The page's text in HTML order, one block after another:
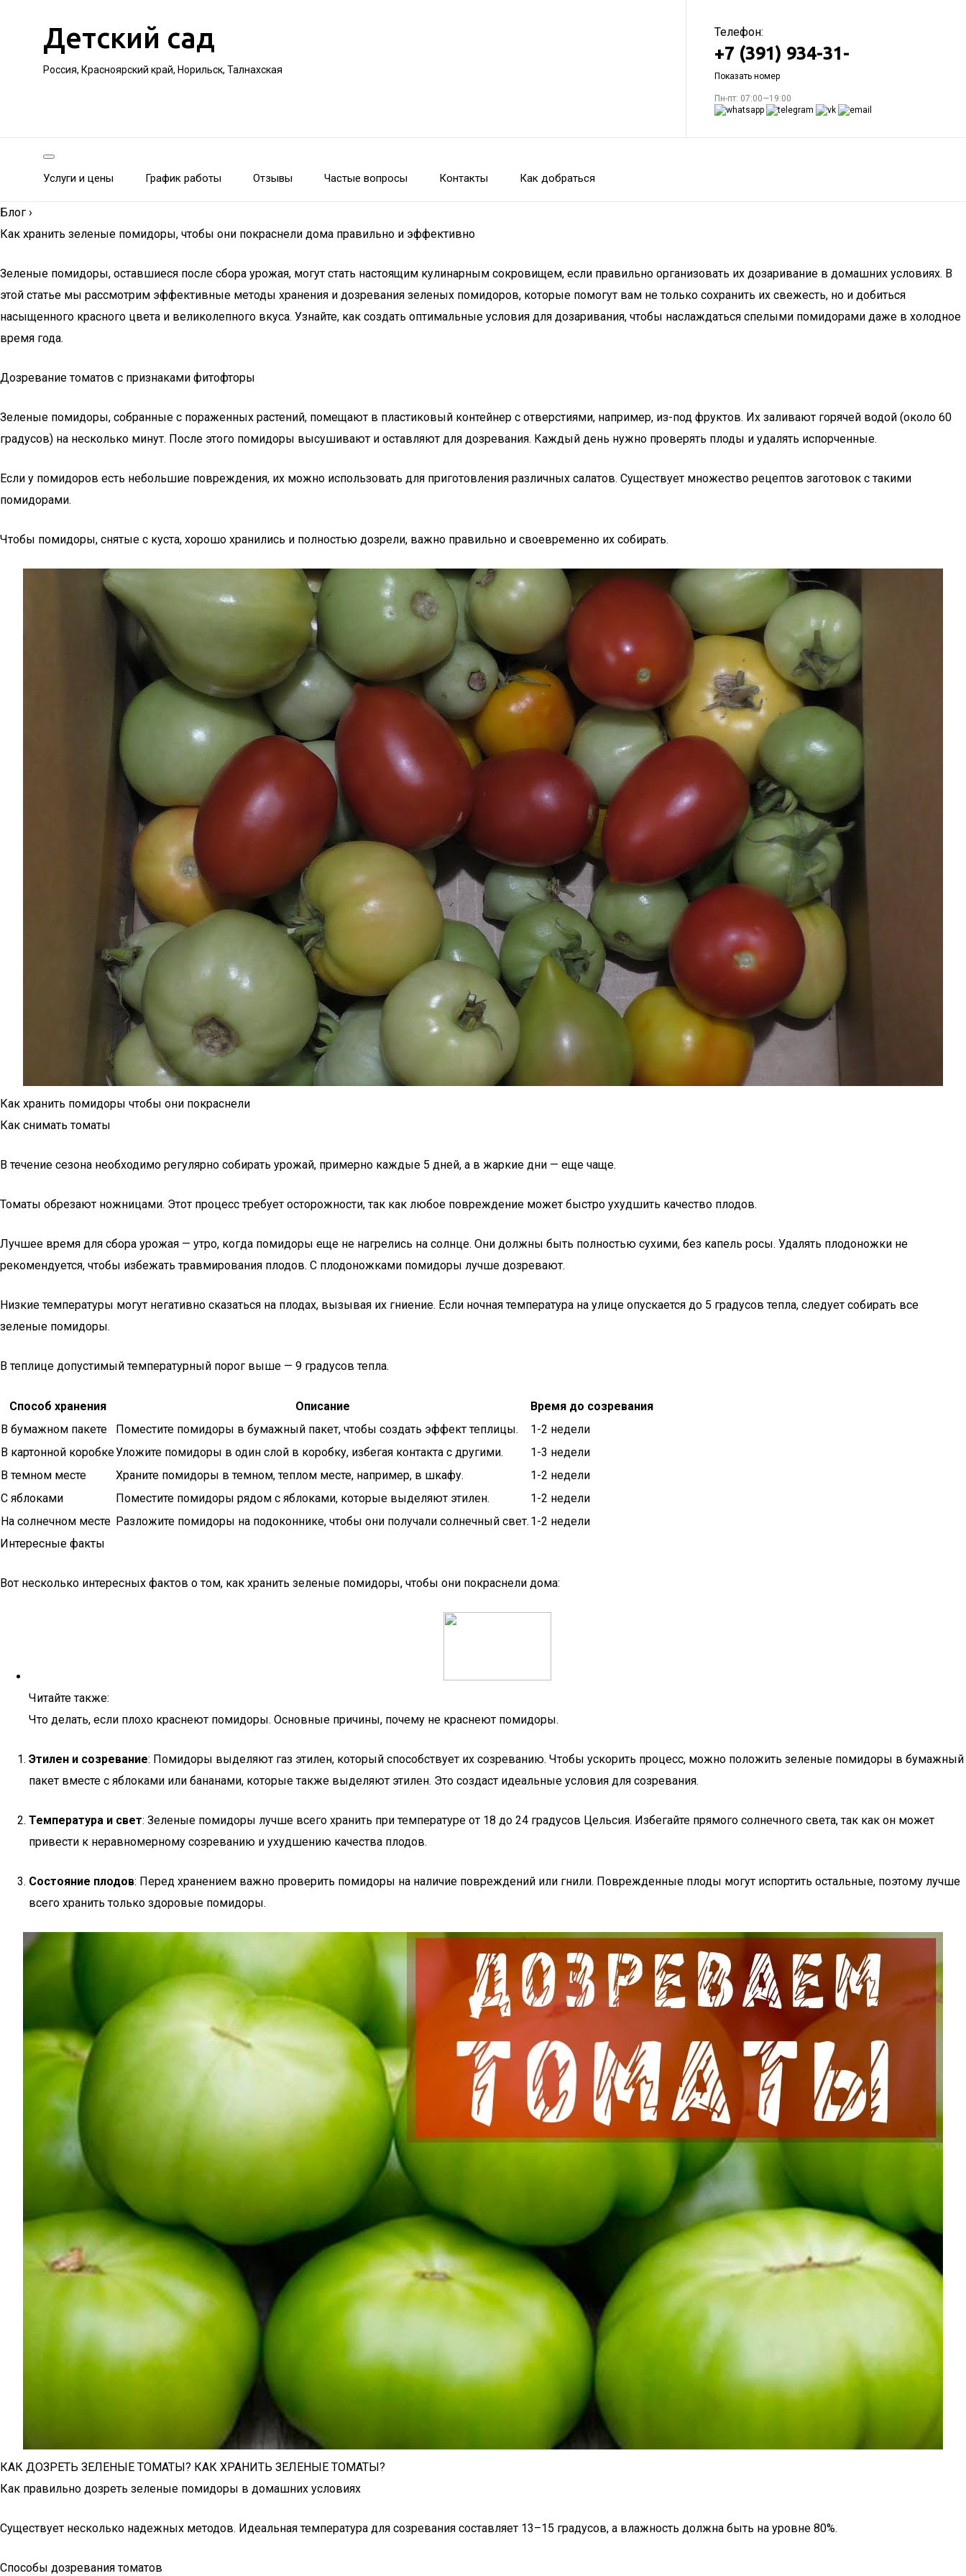
Детский сад
Россия, Красноярский край, Норильск, Талнахская
Телефон:
+7 (391) 934-31-
Показать номер
Пн-пт: 07:00—19:00
Услуги и цены График работы Отзывы Частые вопросы Контакты Как добраться
Блог ›
Как хранить зеленые помидоры, чтобы они покраснели дома правильно и эффективно
Зеленые помидоры, оставшиеся после сбора урожая, могут стать настоящим кулинарным сокровищем, если правильно организовать их дозаривание в домашних условиях. В
этой статье мы рассмотрим эффективные методы хранения и дозревания зеленых помидоров, которые помогут вам не только сохранить их свежесть, но и добиться
насыщенного красного цвета и великолепного вкуса. Узнайте, как создать оптимальные условия для дозаривания, чтобы наслаждаться спелыми помидорами даже в холодное
время года.
Дозревание томатов с признаками фитофторы
Зеленые помидоры, собранные с пораженных растений, помещают в пластиковый контейнер с отверстиями, например, из-под фруктов. Их заливают горячей водой (около 60
градусов) на несколько минут. После этого помидоры высушивают и оставляют для дозревания. Каждый день нужно проверять плоды и удалять испорченные.
Если у помидоров есть небольшие повреждения, их можно использовать для приготовления различных салатов. Существует множество рецептов заготовок с такими
помидорами.
Чтобы помидоры, снятые с куста, хорошо хранились и полностью дозрели, важно правильно и своевременно их собирать.
Как хранить помидоры чтобы они покраснели
Как снимать томаты
В течение сезона необходимо регулярно собирать урожай, примерно каждые 5 дней, а в жаркие дни — еще чаще.
Томаты обрезают ножницами. Этот процесс требует осторожности, так как любое повреждение может быстро ухудшить качество плодов.
Лучшее время для сбора урожая — утро, когда помидоры еще не нагрелись на солнце. Они должны быть полностью сухими, без капель росы. Удалять плодоножки не
рекомендуется, чтобы избежать травмирования плодов. С плодоножками помидоры лучше дозревают.
Низкие температуры могут негативно сказаться на плодах, вызывая их гниение. Если ночная температура на улице опускается до 5 градусов тепла, следует собирать все
зеленые помидоры.
В теплице допустимый температурный порог выше — 9 градусов тепла.
Способ хранения Описание
Время до созревания
В бумажном пакете
Поместите помидоры в бумажный пакет, чтобы создать эффект теплицы.
1-2 недели
В картонной коробкеУложите помидоры в один слой в коробку, избегая контакта с другими.
1-3 недели
В темном месте
Храните помидоры в темном, теплом месте, например, в шкафу.
1-2 недели
С яблоками
Поместите помидоры рядом с яблоками, которые выделяют этилен.
1-2 недели
На солнечном месте Разложите помидоры на подоконнике, чтобы они получали солнечный свет. 1-2 недели
Интересные факты
Вот несколько интересных фактов о том, как хранить зеленые помидоры, чтобы они покраснели дома:
Читайте также:
Что делать, если плохо краснеют помидоры. Основные причины, почему не краснеют помидоры.
Этилен и созревание: Помидоры выделяют газ этилен, который способствует их созреванию. Чтобы ускорить процесс, можно положить зеленые помидоры в бумажный
пакет вместе с яблоками или бананами, которые также выделяют этилен. Это создаст идеальные условия для созревания.
Температура и свет: Зеленые помидоры лучше всего хранить при температуре от 18 до 24 градусов Цельсия. Избегайте прямого солнечного света, так как он может
привести к неравномерному созреванию и ухудшению качества плодов.
Состояние плодов: Перед хранением важно проверить помидоры на наличие повреждений или гнили. Поврежденные плоды могут испортить остальные, поэтому лучше
всего хранить только здоровые помидоры.
КАК ДОЗРЕТЬ ЗЕЛЕНЫЕ ТОМАТЫ? КАК ХРАНИТЬ ЗЕЛЕНЫЕ ТОМАТЫ?
Как правильно дозреть зеленые помидоры в домашних условиях
Существует несколько надежных методов. Идеальная температура для созревания составляет 13–15 градусов, а влажность должна быть на уровне 80%.
Способы дозревания томатов